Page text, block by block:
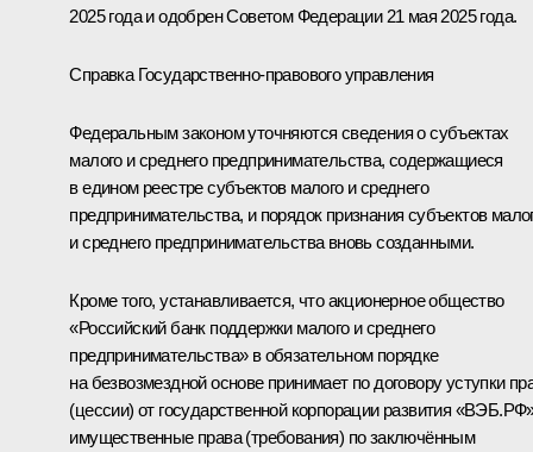
2025 года и одобрен Советом Федерации 21 мая 2025 года.
Справка Государственно-правового управления
Федеральным законом уточняются сведения о субъектах
малого и среднего предпринимательства, содержащиеся
в едином реестре субъектов малого и среднего
предпринимательства, и порядок признания субъектов
и среднего предпринимательства вновь созданными.
Кроме того, устанавливается, что акционерное общество
«Российский банк поддержки малого и среднего
предпринимательства» в обязательном порядке
на безвозмездной основе принимает по договору уступки
(цессии) от государственной корпорации развития
имущественные права (требования) по заключённым